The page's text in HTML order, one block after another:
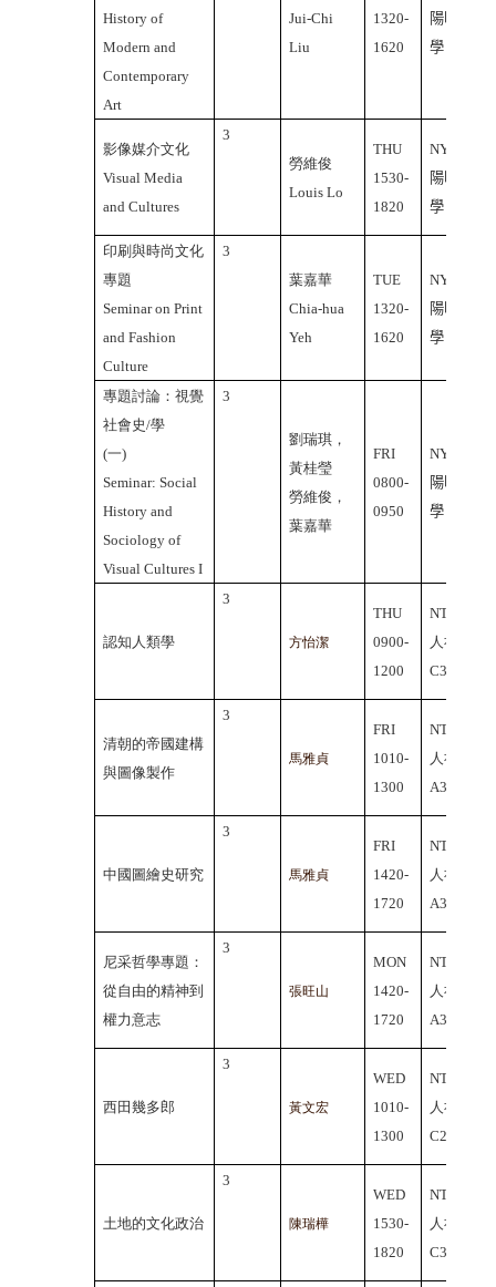
History of
Modern and
Contemporary
Art
Jui-Chi
Liu
1320-
1620
陽明大
學
影像媒介文化
Visual Media
and Cultures
3
勞維俊
Louis Lo
THU
1530-
1820
NYMU
陽明大
學
印刷與時尚文化
專題
Seminar on Print
and Fashion
Culture
3
葉嘉華
Chia-hua
Yeh
TUE
1320-
1620
NYMU
陽明大
學
專題討論：視覺
社會史/學
(一)
Seminar: Social
History and
Sociology of
Visual Cultures I
3
劉瑞琪，
黃桂瑩
勞維俊，
葉嘉華
FRI
0800-
0950
NYMU
陽明大
學
認知人類學
3
方怡潔
THU
0900-
1200
NTHU
人社院
C304
清朝的帝國建構
與圖像製作
3
馬雅貞
FRI
1010-
1300
NTHU
人社院
A302
中國圖繪史研究
3
馬雅貞
FRI
1420-
1720
NTHU
人社院
A302
尼采哲學專題：
從自由的精神到
權力意志
3
張旺山
MON
1420-
1720
NTHU
人社院
A306
西田幾多郎
3
黃文宏
WED
1010-
1300
NTHU
人社院
C202
土地的文化政治
3
陳瑞樺
WED
1530-
1820
NTHU
人社院
C306